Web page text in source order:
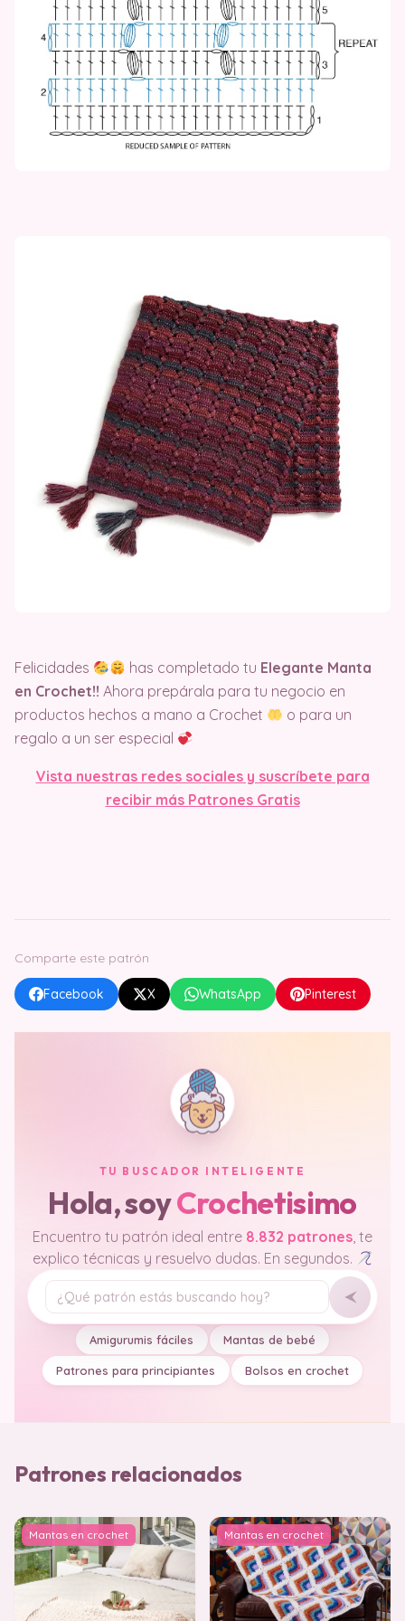
Felicidades has completado tu Elegante Manta
en Crochet!! Ahora prepárala para tu negocio en
productos hechos a mano a Crochet
o para un
regalo a un ser especial
Vista nuestras redes sociales y suscríbete para
recibir más Patrones Gratis
Comparte este patrón
Facebook X WhatsApp Pinterest
TU BUSCADOR INTELIGENTE
Hola, soyCrochetisimo
Encuentro tu patrón ideal entre 8.832 patrones, te
explico técnicas y resuelvo dudas. En segundos.
Tu pregunta
Amigurumis fáciles Mantas de bebé
Patrones para principiantes Bolsos en crochet
Patrones relacionados
Mantas en crochet Mantas en crochet